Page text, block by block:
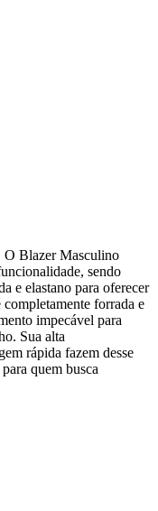
O Blazer Masculino
sendo
e elastano para oferecer
forrada e
impecável para
Sua alta
rápida fazem desse
quem busca